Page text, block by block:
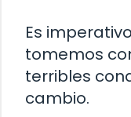
Es
tomemos
terribles
cambio.